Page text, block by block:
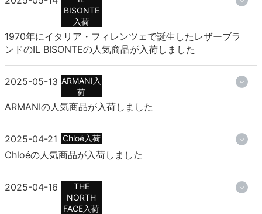
BISONTE
入荷
1970年にイタリア・フィレンツェで誕生したレザーブラ
ンドのIL BISONTEの人気商品が入荷しました
2025-05-13 ARMANI入
荷
ARMANIの人気商品が入荷しました
2025-04-21 Chloé入荷
Chloéの人気商品が入荷しました
2025-04-16
THE
NORTH
FACE入荷